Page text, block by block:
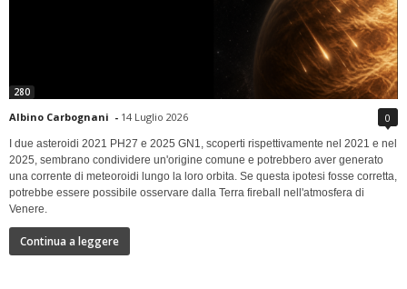
280
Albino Carbognani - 14 Luglio 2026 0
I due asteroidi 2021 PH27 e 2025 GN1, scoperti rispettivamente nel 2021 e nel
2025, sembrano condividere un'origine comune e potrebbero aver generato
una corrente di meteoroidi lungo la loro orbita. Se questa ipotesi fosse corretta,
potrebbe essere possibile osservare dalla Terra fireball nell'atmosfera di
Venere.
Continua a leggere